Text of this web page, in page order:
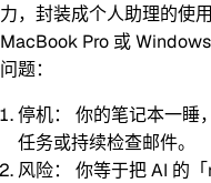
力，封装成个人助理的使
MacBook Pro 或
问题：
停机：
你的笔记本一睡
任务或持续检查邮件。
风险：
你等于把 AI 的